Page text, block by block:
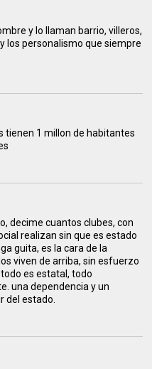
y lo llaman barrio, villeros,
los personalismo que siempre
tienen 1 millon de habitantes
decime cuantos clubes, con
realizan sin que es estado
guita, es la cara de la
viven de arriba, sin esfuerzo
es estatal, todo
una dependencia y un
del estado.